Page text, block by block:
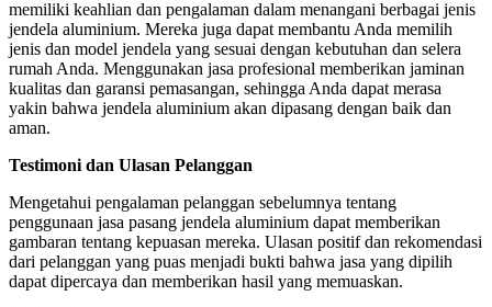
memiliki keahlian dan pengalaman dalam menangani berbagai jenis
jendela aluminium. Mereka juga dapat membantu Anda memilih
jenis dan model jendela yang sesuai dengan kebutuhan dan selera
rumah Anda. Menggunakan jasa profesional memberikan jaminan
kualitas dan garansi pemasangan, sehingga Anda dapat merasa
yakin bahwa jendela aluminium akan dipasang dengan baik dan
aman.
Testimoni dan Ulasan Pelanggan
Mengetahui pengalaman pelanggan sebelumnya tentang
penggunaan jasa pasang jendela aluminium dapat memberikan
gambaran tentang kepuasan mereka. Ulasan positif dan rekomendasi
dari pelanggan yang puas menjadi bukti bahwa jasa yang dipilih
dapat dipercaya dan memberikan hasil yang memuaskan.